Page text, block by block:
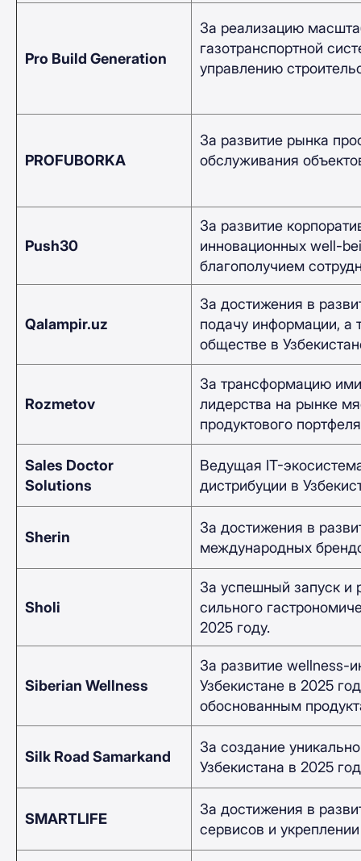
Pro Build Generation
За реализацию
газотранспортной
управлению
PROFUBORKA
За развитие рынка
обслуживания
Push30
За развитие
инновационных well-
благополучием
Qalampir.uz
За достижения в
подачу информации, а
обществе в
Rozmetov
За трансформацию
лидерства на рынке
продуктового
Sales Doctor
Solutions
Ведущая IT-
дистрибуции в
Sherin
За достижения в
международных
Sholi
За успешный запуск и
сильного
2025 году.
Siberian Wellness
За развитие wellness-
Узбекистане в 2025
обоснованным
Silk Road Samarkand
За создание
Узбекистана в 2025
SMARTLIFE
За достижения в
сервисов и